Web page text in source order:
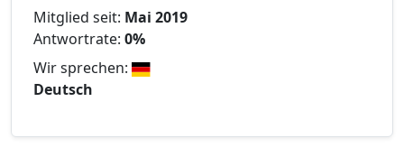
Mitglied seit: Mai 2019
Antwortrate: 0%
Wir sprechen:
Deutsch